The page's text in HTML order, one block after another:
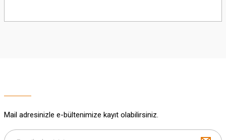
Mail adresinizle e-bültenimize kayıt olabilirsiniz.